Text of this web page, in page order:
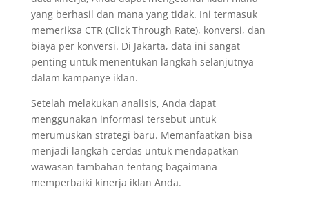
yang berhasil dan mana yang tidak. Ini termasuk
memeriksa CTR (Click Through Rate), konversi, dan
biaya per konversi. Di Jakarta, data ini sangat
penting untuk menentukan langkah selanjutnya
dalam kampanye iklan.
Setelah melakukan analisis, Anda dapat
menggunakan informasi tersebut untuk
merumuskan strategi baru. Memanfaatkan bisa
menjadi langkah cerdas untuk mendapatkan
wawasan tambahan tentang bagaimana
memperbaiki kinerja iklan Anda.